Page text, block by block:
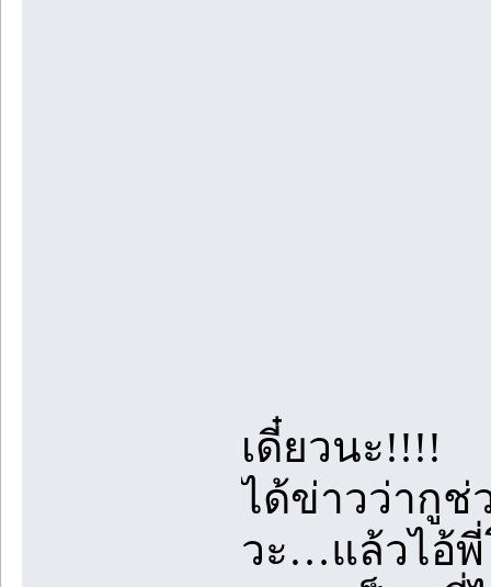
เดี๋ยวนะ!!!!
ได้ข่าวว่ากูช่
วะ…แล้วไอ้พี่